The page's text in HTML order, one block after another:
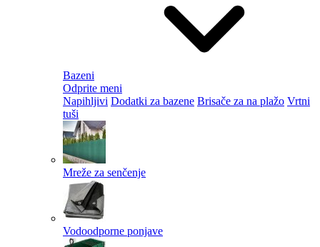
Bazeni
Odprite meni
Napihljivi Dodatki za bazene Brisače za na plažo Vrtni
tuši
Mreže za senčenje
Vodoodporne ponjave